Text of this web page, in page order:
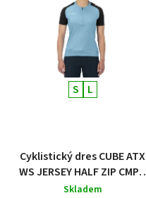
S L
Cyklistický dres CUBE ATX
WS JERSEY HALF ZIP CMPT
S/S
Skladem